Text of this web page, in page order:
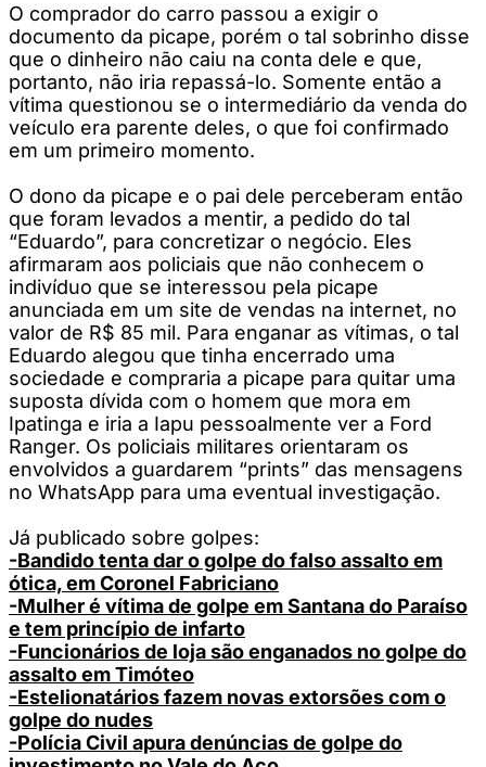
O comprador do carro passou a exigir o
documento da picape, porém o tal sobrinho disse
que o dinheiro não caiu na conta dele e que,
portanto, não iria repassá-lo. Somente então a
vítima questionou se o intermediário da venda do
veículo era parente deles, o que foi confirmado
em um primeiro momento.
O dono da picape e o pai dele perceberam então
que foram levados a mentir, a pedido do tal
“Eduardo”, para concretizar o negócio. Eles
afirmaram aos policiais que não conhecem o
indivíduo que se interessou pela picape
anunciada em um site de vendas na internet, no
valor de R$ 85 mil. Para enganar as vítimas, o tal
Eduardo alegou que tinha encerrado uma
sociedade e compraria a picape para quitar uma
suposta dívida com o homem que mora em
Ipatinga e iria a Iapu pessoalmente ver a Ford
Ranger. Os policiais militares orientaram os
envolvidos a guardarem “prints” das mensagens
no WhatsApp para uma eventual investigação.
Já publicado sobre golpes:
-Bandido tenta dar o golpe do falso assalto em
ótica, em Coronel Fabriciano
-Mulher é vítima de golpe em Santana do Paraíso
e tem princípio de infarto
-Funcionários de loja são enganados no golpe do
assalto em Timóteo
-Estelionatários fazem novas extorsões com o
golpe do nudes
-Polícia Civil apura denúncias de golpe do